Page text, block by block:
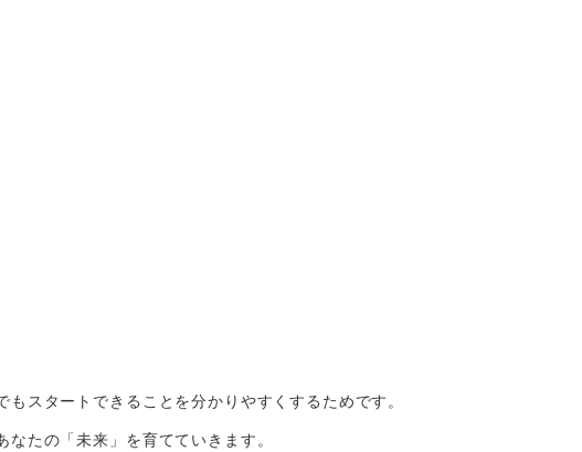
もスタートできることを分かりやすくするためです。
たの「未来」を育てていきます。